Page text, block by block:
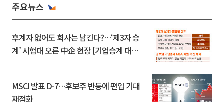
주요뉴스
후계자 없어도 회사는 남긴다?…‘제3자 승
계’ 시험대 오른 中企 현장 [기업승계 대전
MSCI 발표 D-7…후보주 반등에 편입 기대
재점화